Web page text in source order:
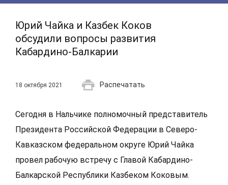
Юрий Чайка и Казбек Коков
обсудили вопросы развития
Кабардино-Балкарии
18 октября 2021 Распечатать
Сегодня в Нальчике полномочный представитель
Президента Российской Федерации в Северо-
Кавказском федеральном округе Юрий Чайка
провел рабочую встречу с Главой Кабардино-
Балкарской Республики Казбеком Коковым.